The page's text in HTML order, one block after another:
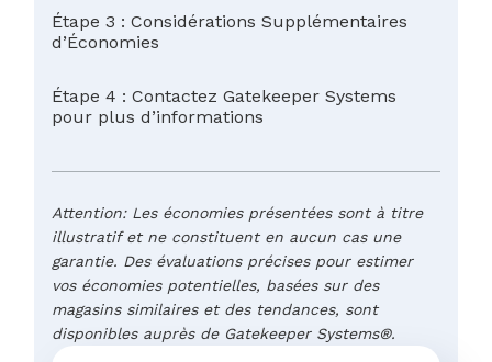
Étape 3 : Considérations Supplémentaires
d’Économies
Étape 4 : Contactez Gatekeeper Systems
pour plus d’informations
Attention: Les économies présentées sont à titre
illustratif et ne constituent en aucun cas une
garantie. Des évaluations précises pour estimer
vos économies potentielles, basées sur des
magasins similaires et des tendances, sont
disponibles auprès de Gatekeeper Systems®.